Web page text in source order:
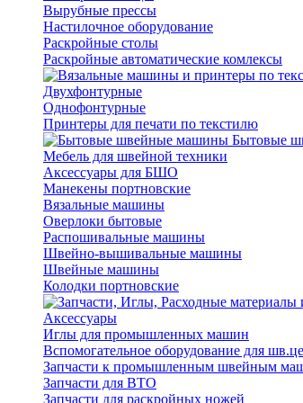
Вырубные прессы
Настилочное оборудование
Раскройные столы
Раскройные автоматические комлексы
Двухфонтурные
Однофонтурные
Принтеры для печати по текстилю
Бытовые
Мебель для швейной техники
Аксессуары для БШО
Манекены портновские
Вязальные машины
Оверлоки бытовые
Распошивальные машины
Швейно-вышивальные машины
Швейные машины
Колодки портновские
Аксессуары
Иглы для промышленных машин
Вспомогательное оборудование для
Запчасти к промышленным швейным
Запчасти для ВТО
Запчасти для раскройных ножей